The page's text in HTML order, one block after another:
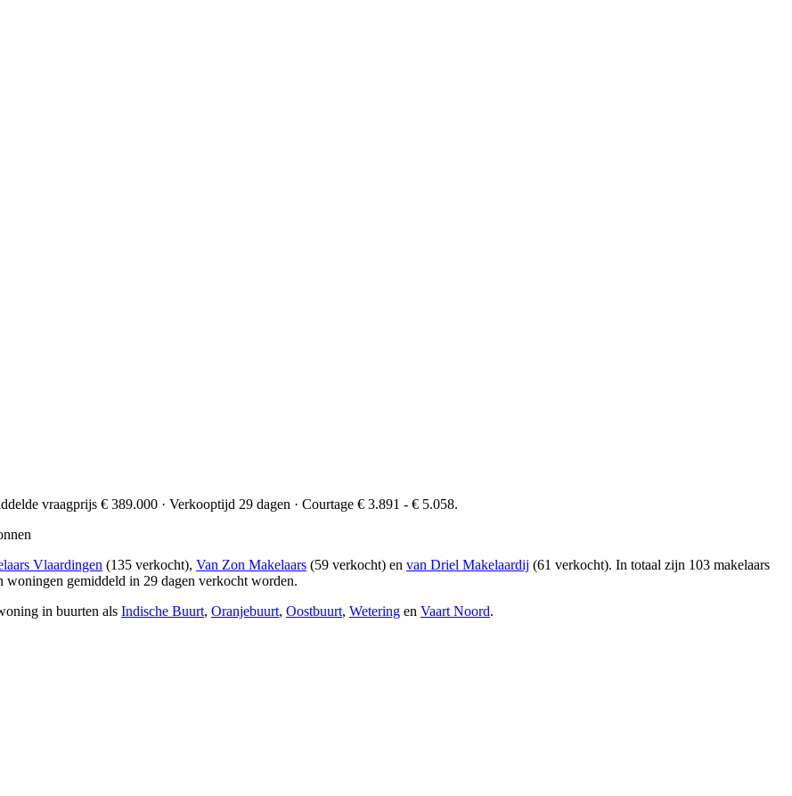
vraagprijs € 389.000 · Verkooptijd 29 dagen · Courtage € 3.891 - € 5.058.
Vlaardingen (135 verkocht), Van Zon Makelaars (59 verkocht) en van Driel Makelaardij (61 verkocht). In totaal zijn 103 makelaars
gemiddeld in 29 dagen verkocht worden.
in buurten als Indische Buurt, Oranjebuurt, Oostbuurt, Wetering en Vaart Noord.